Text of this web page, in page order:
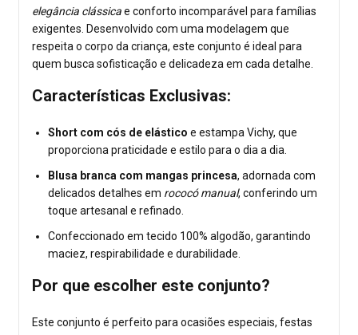
elegância clássicae conforto incomparável para famílias
exigentes. Desenvolvido com uma modelagem que
respeita o corpo da criança, este conjunto é ideal para
quem busca sofisticação e delicadeza em cada detalhe.
Características Exclusivas:
Short com cós de elástico e estampa Vichy, que
proporciona praticidade e estilo para o dia a dia.
Blusa branca com mangas princesa, adornada com
delicados detalhes em rococó manual, conferindo um
toque artesanal e refinado.
Confeccionado em tecido 100% algodão, garantindo
maciez, respirabilidade e durabilidade.
Por que escolher este conjunto?
Este conjunto é perfeito para ocasiões especiais, festas